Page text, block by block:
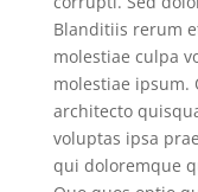
Blanditiis rerum
molestiae culpa
molestiae ipsum.
architecto
voluptas ipsa
qui doloremque